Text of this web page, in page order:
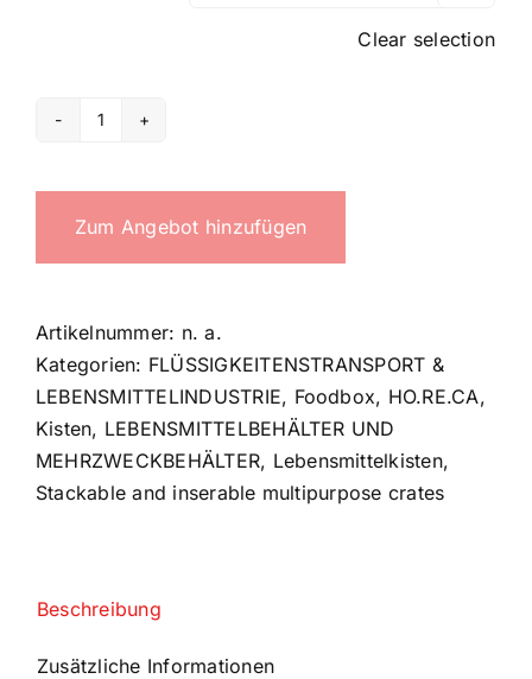
Clear selection
40
Food
box
Menge
Zum Angebot hinzufügen
Artikelnummer: n. a.
Kategorien: FLÜSSIGKEITENSTRANSPORT &
LEBENSMITTELINDUSTRIE, Foodbox, HO.RE.CA,
Kisten, LEBENSMITTELBEHÄLTER UND
MEHRZWECKBEHÄLTER, Lebensmittelkisten,
Stackable and inserable multipurpose crates
Beschreibung
Zusätzliche Informationen